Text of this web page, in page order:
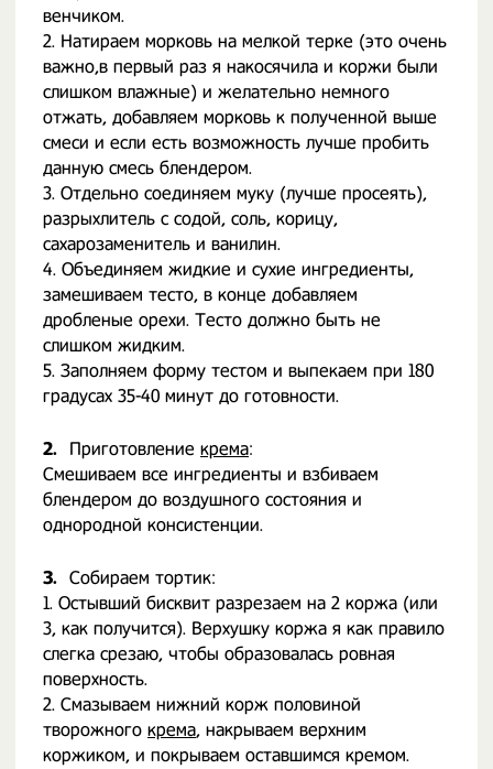
венчиком.
2. Натираем морковь на мелкой терке (это очень
важно,в первый раз я накосячила и коржи были
слишком влажные) и желательно немного
отжать, добавляем морковь к полученной выше
смеси и если есть возможность лучше пробить
данную смесь блендером.
3. Отдельно соединяем муку (лучше просеять),
разрыхлитель с содой, соль, корицу,
сахарозаменитель и ванилин.
4. Объединяем жидкие и сухие ингредиенты,
замешиваем тесто, в конце добавляем
дробленые орехи. Тесто должно быть не
слишком жидким.
5. Заполняем форму тестом и выпекаем при 180
градусах 35-40 минут до готовности.
2. Приготовление крема:
Смешиваем все ингредиенты и взбиваем
блендером до воздушного состояния и
однородной консистенции.
3. Собираем тортик:
1. Остывший бисквит разрезаем на 2 коржа (или
3, как получится). Верхушку коржа я как правило
слегка срезаю, чтобы образовалась ровная
поверхность.
2. Смазываем нижний корж половиной
творожного крема, накрываем верхним
коржиком, и покрываем оставшимся кремом.